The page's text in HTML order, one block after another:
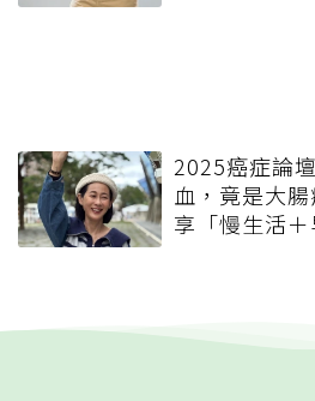
2025癌症論
血，竟是大
享「慢生活